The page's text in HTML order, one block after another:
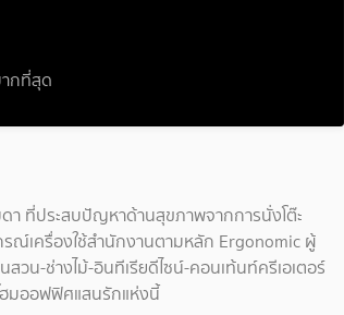
กที่สุด
ที่ประสบปัญหาด้านสุขภาพจากการนั่งโต๊ะ
ณ์เครื่องใช้สำนักงานตามหลัก Ergonomic ผู้
น-ช่างไม้-อินทีเรียดีไซน์-คอนเท้นท์ครีเอเตอร์
ฮมออฟฟิศแสนรักแห่งนี้